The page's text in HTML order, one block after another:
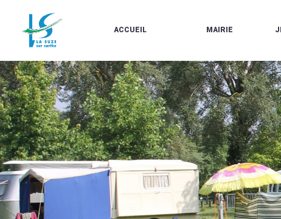
ACCUEIL
LE
MARCHÉ
À
PROPOS
DE
LA
SUZE
BULLETINS
EN
LIGNE
AGENDA
SUZE
MAIRIE
LES
ÉLUS
CONTACTS
/
HORAIRES
URBANISME/PLU
EN
LIGNE
CARTES
D'IDENTITÉ-
PASSEPORTS
CMJ
RÉUNIONS
DU
CONSEIL
DE
LE
/
LE
/
LE